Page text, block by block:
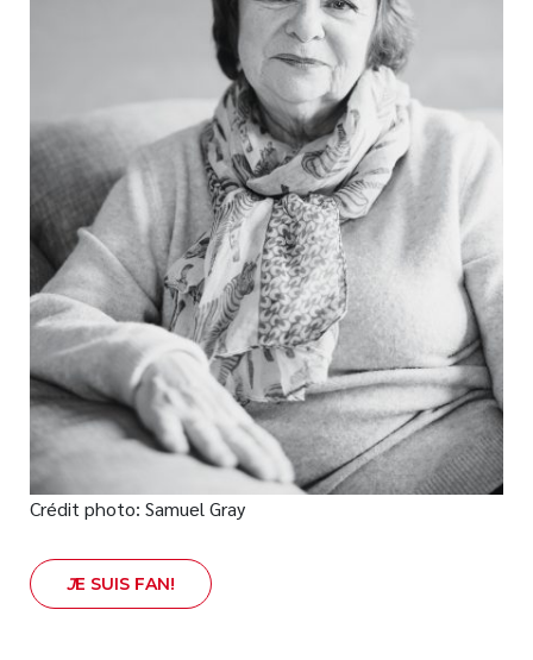
Meilleurs vendeurs
Page vedette
AUTEURS
À PROPOS
CONTACT
Crédit photo: Samuel Gray
JE SUIS FAN!